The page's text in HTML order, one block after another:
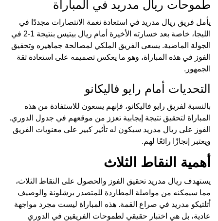
طموحات ريال مدريد في المباراة
يأمل فريق ريال مدريد في استعادة نغمة الانتصارات مجددًا في
الليجا، خاصة بعد خسارته الأخيرة أمام ريال بيتيس بنتيجة 1-2 في
الجولة الماضية. يسعى الفريق الملكي لمصالحة جماهيره وتحقيق
الفوز في هذه المباراة، وهو ما يعكس تصميمه على استعادة ثقة
الجمهور.
التحديات أمام رايو فاليكانو
بالنسبة لفريق رايو فاليكانو، فإنهم يسعون للاستفادة من هذه
المباراة لتحقيق نتيجة إيجابية تعزز من موقعهم في جدول الدوري.
الفوز على ريال مدريد سيكون له تأثير كبير على معنويات الفريق
ويعتبر إنجازًا رائعًا لهم.
أهمية النقاط الثلاث
يستهدف ريال مدريد تحقيق الفوز والحصول على النقاط الثلاث،
مما سيمكنه من مواصلة المطاردة للمتصدر برشلونة والوصيف
أتلتيكو مدريد في صراع القمة. هذه المباراة ليست مجرد مواجهة
عادية، بل هي اختبار حقيقي لطموحات الفريقين في الدوري